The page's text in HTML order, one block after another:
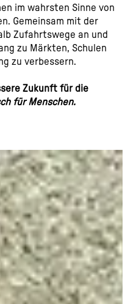
im wahrsten Sinne von
Gemeinsam mit der
Zufahrtswege an und
zu Märkten, Schulen
zu verbessern.
Zukunft für die
für Menschen.